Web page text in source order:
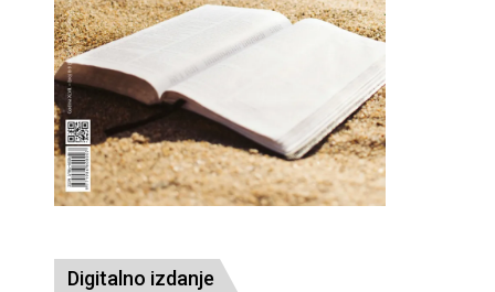
Digitalno izdanje